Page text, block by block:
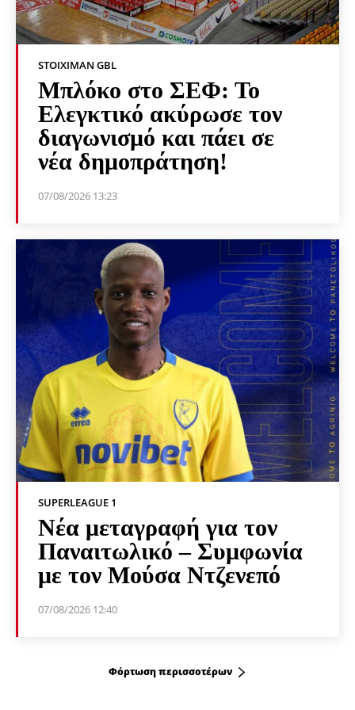
STOIXIMAN GBL
Μπλόκο στο ΣΕΦ: Το
Ελεγκτικό ακύρωσε τον
διαγωνισμό και πάει σε
νέα δημοπράτηση!
07/08/2026 13:23
SUPERLEAGUE 1
Νέα μεταγραφή για τον
Παναιτωλικό – Συμφωνία
με τον Μούσα Ντζενεπό
07/08/2026 12:40
Φόρτωση περισσοτέρων